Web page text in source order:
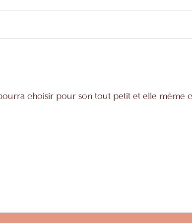
choisir pour son tout petit et elle même